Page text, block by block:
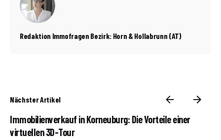
Redaktion Immofragen Bezirk: Horn & Hollabrunn (AT)
Nächster Artikel
Immobilienverkauf in Korneuburg: Die Vorteile einer
virtuellen 3D-Tour